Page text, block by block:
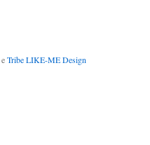
eTribe LIKE-ME Design